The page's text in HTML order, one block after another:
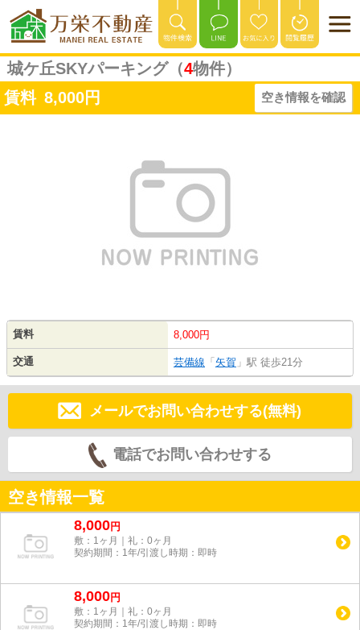
城ケ丘SKYパーキング（4物件）
賃料 8,000円 空き情報を確認
賃料 8,000円
交通 芸備線 「矢賀 」駅 徒歩21分
メールでお問い合わせする(無料)
電話でお問い合わせする
空き情報一覧
8,000円
敷：1ヶ月｜礼：0ヶ月
契約期間：1年/引渡し時期：即時
8,000円
敷：1ヶ月｜礼：0ヶ月
契約期間：1年/引渡し時期：即時